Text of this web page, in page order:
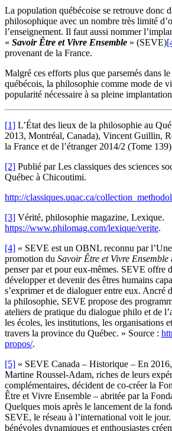
La population québécoise se retrouve donc
philosophique avec un nombre très limité
l’enseignement. Il faut aussi nommer
« Savoir Être et Vivre Ensemble » (SEVE)
provenant de la France.
Malgré ces efforts plus que parsemés dans
québécois, la philosophie comme mode de
popularité nécessaire à sa pleine
[1] L’État des lieux de la philosophie au
2013, Montréal, Canada), Vincent Guillin,
la France et de l’étranger 2014/2 (Tome
[2] Publié par Les classiques des sciences
Québec à Chicoutimi.
http://classiques.uqac.ca/
[3] Vérité, philosophie magazine, Lexique.
https://www.philomag.com/lexique/verite.
[4] « SEVE est un OBNL reconnu par
promotion du Savoir Être et Vivre Ensemble
penser par et pour eux-mêmes. SEVE offre
développer et devenir des êtres humains
s’exprimer et de dialoguer entre eux. Ancré
la philosophie, SEVE propose des
ateliers de pratique du dialogue philo et de
les écoles, les institutions, les organisations
travers la province du Québec. » Source :
propos/.
[5] « SEVE Canada – Historique – En
Martine Roussel-Adam, riches de leurs
complémentaires, décident de co-créer la
Être et Vivre Ensemble – abritée par la
Quelques mois après le lancement de la
SEVE, le réseau à l’international voit le
bénévoles dynamiques et enthousiastes